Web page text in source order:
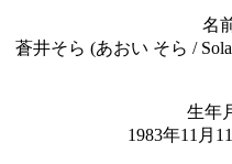
名
蒼井そら (あおい そら /
生年
1983年11月